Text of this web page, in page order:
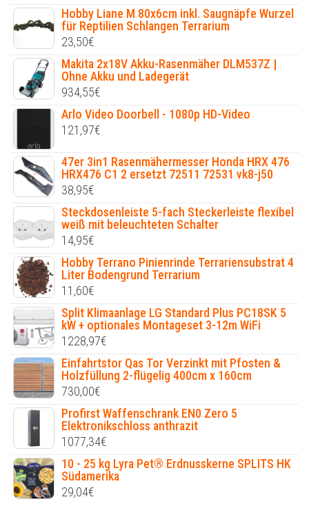
Hobby Liane M 80x6cm inkl. Saugnäpfe Wurzel
für Reptilien Schlangen Terrarium
23,50€
Makita 2x18V Akku-Rasenmäher DLM537Z |
Ohne Akku und Ladegerät
934,55€
Arlo Video Doorbell - 1080p HD-Video
121,97€
47er 3in1 Rasenmähermesser Honda HRX 476
HRX476 C1 2 ersetzt 72511 72531 vk8-j50
38,95€
Steckdosenleiste 5-fach Steckerleiste flexibel
weiß mit beleuchteten Schalter
14,95€
Hobby Terrano Pinienrinde Terrariensubstrat 4
Liter Bodengrund Terrarium
11,60€
Split Klimaanlage LG Standard Plus PC18SK 5
kW + optionales Montageset 3-12m WiFi
1228,97€
Einfahrtstor Qas Tor Verzinkt mit Pfosten &
Holzfüllung 2-flügelig 400cm x 160cm
730,00€
Profirst Waffenschrank EN0 Zero 5
Elektronikschloss anthrazit
1077,34€
10 - 25 kg Lyra Pet® Erdnusskerne SPLITS HK
Südamerika
29,04€